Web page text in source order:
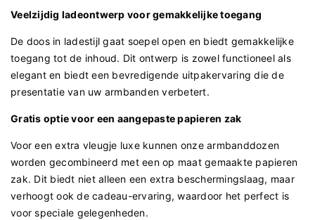
Veelzijdig ladeontwerp voor gemakkelijke toegang
De doos in ladestijl gaat soepel open en biedt gemakkelijke
toegang tot de inhoud. Dit ontwerp is zowel functioneel als
elegant en biedt een bevredigende uitpakervaring die de
presentatie van uw armbanden verbetert.
Gratis optie voor een aangepaste papieren zak
Voor een extra vleugje luxe kunnen onze armbanddozen
worden gecombineerd met een op maat gemaakte papieren
zak. Dit biedt niet alleen een extra beschermingslaag, maar
verhoogt ook de cadeau-ervaring, waardoor het perfect is
voor speciale gelegenheden.